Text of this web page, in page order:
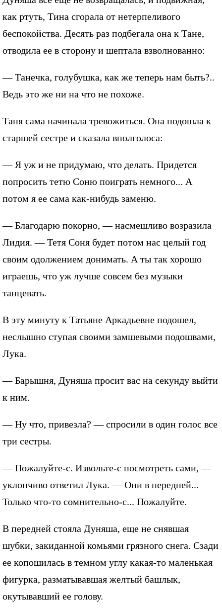
как ртуть, Тина сгорала от нетерпеливого
беспокойства. Десять раз подбегала она к Тане,
отводила ее в сторону и шептала взволнованно:
— Танечка, голубушка, как же теперь нам быть?..
Ведь это же ни на что не похоже.
Таня сама начинала тревожиться. Она подошла к
старшей сестре и сказала вполголоса:
— Я уж и не придумаю, что делать. Придется
попросить тетю Соню поиграть немного... А
потом я ее сама как-нибудь заменю.
— Благодарю покорно, — насмешливо возразила
Лидия. — Тетя Соня будет потом нас целый год
своим одолжением донимать. А ты так хорошо
играешь, что уж лучше совсем без музыки
танцевать.
В эту минуту к Татьяне Аркадьевне подошел,
неслышно ступая своими замшевыми подошвами,
Лука.
— Барышня, Дуняша просит вас на секунду выйти
к ним.
— Ну что, привезла? — спросили в один голос все
три сестры.
— Пожалуйте-с. Извольте-с посмотреть сами, —
уклончиво ответил Лука. — Они в передней...
Только что-то сомнительно-с... Пожалуйте.
В передней стояла Дуняша, еще не снявшая
шубки, закиданной комьями грязного снега. Сзади
ее копошилась в темном углу какая-то маленькая
фигурка, разматывавшая желтый башлык,
окутывавший ее голову.